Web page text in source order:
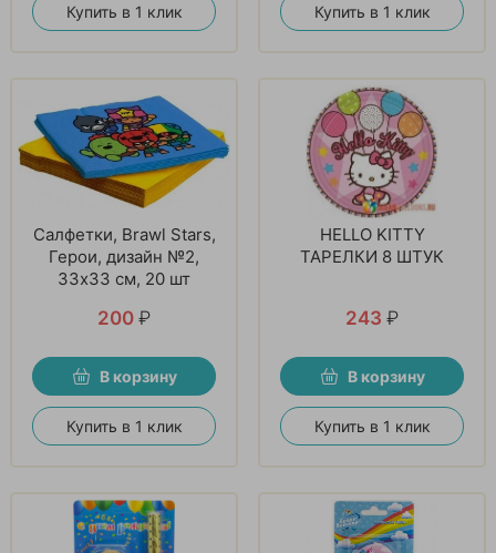
Купить в 1 клик Купить в 1 клик
Салфетки, Brawl Stars,
Герои, дизайн №2,
33х33 см, 20 шт
200 ₽
В корзину
Купить в 1 клик
HELLO KITTY
ТАРЕЛКИ 8 ШТУК
243 ₽
В корзину
Купить в 1 клик